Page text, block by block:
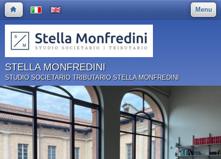
Menu
STELLA MONFREDINI
STUDIO SOCIETARIO TRIBUTARIO STELLA MONFREDINI